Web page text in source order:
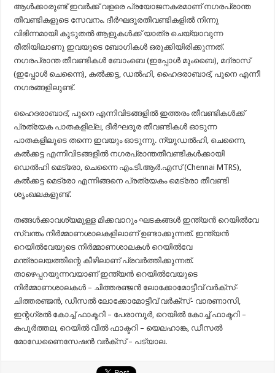
ആൾക്കാരുണ്ട് ഇവർക്ക് വളരെ പ്രയോജനകരമാണ് നഗരപ്രാന്ത
തീവണ്ടികളുടെ സേവനം. ദീർഘദൂരതീവണ്ടികളിൽ നിന്നു
വിഭിന്നമായി കൂടുതൽ ആളുകൾക്ക് യാത്ര ചെയ്യാവുന്ന
രീതിയിലാണു ഇവയുടെ ബോഗികൾ ഒരുക്കിയിരിക്കുന്നത്.
നഗരപ്രാന്ത തീവണ്ടികൾ ബോംബെ (ഇപ്പോൾ മുംബൈ), മദ്രാസ്
(ഇപ്പോൾ ചെന്നൈ), കൽക്കട്ട, ഡൽഹി, ഹൈദരാബാദ്, പൂനെ എന്നീ
നഗരങ്ങളിലുണ്ട്.
ഹൈദരാബാദ്, പൂനെ എന്നിവിടങ്ങളിൽ ഇത്തരം തീവണ്ടികൾക്ക്
പ്രത്യേക പാതകളില്ല, ദീർഘദൂര തീവണ്ടികൾ ഓടുന്ന
പാതകളിലൂടെ തന്നെ ഇവയും ഓടുന്നു. ന്യൂഡൽഹി, ചെന്നൈ,
കൽക്കട്ട എന്നിവിടങ്ങളിൽ നഗരപ്രാന്തതീവണ്ടികൾക്കായി
ഡെൽഹി മെട്രോ, ചെന്നൈ എം.ടി.ആർ.എസ് (Chennai MTRS),
കൽക്കട്ട മെട്രോ എന്നിങ്ങനെ പ്രത്യേകം മെട്രോ തീവണ്ടി
ശൃംഖലകളുണ്ട്.
തങ്ങൾക്കാവശ്യമുള്ള മിക്കവാറും ഘടകങ്ങൾ ഇന്ത്യൻ റെയിൽവേ
സ്വന്തം നിർമ്മാണശാലകളിലാണ് ഉണ്ടാക്കുന്നത്. ഇന്ത്യൻ
റെയിൽവേയുടെ നിർമ്മാണശാലകൾ റെയിൽവേ
മന്ത്രാലയത്തിന്റെ കീഴിലാണ് പ്രവർത്തിക്കുന്നത്.
താഴെപ്പറയുന്നവയാണ് ഇന്ത്യൻ റെയിൽവേയുടെ
നിർമ്മാണശാലകൾ – ചിത്തരഞ്ജൻ ലോക്കോമോട്ടീവ് വർക്സ്-
ചിത്തരഞ്ജൻ, ഡീസൽ ലോക്കോമോട്ടീവ് വർക്സ്- വാരണാസി,
ഇന്റഗ്രൽ കോച്ച് ഫാക്ടറി – പേരാമ്പൂർ, റെയിൽ കോച്ച് ഫാക്ടറി –
കപൂർത്തല, റെയിൽ വീൽ ഫാക്ടറി – യെലഹാങ്ക, ഡീസൽ
മോഡേണൈസേഷൻ വർക്സ് – പട്യാല.